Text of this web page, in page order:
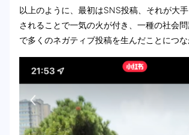
以上のように、最初はSNS投稿、それが大
されることで一気の火が付き、一種の社会
で多くのネガティブ投稿を生んだことにつな